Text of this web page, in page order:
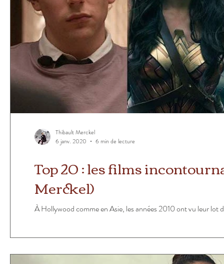
Top 20 : les films
Merckel)
À Hollywood comme en Asie, les années 2010 ont vu leur
Thibault Merckel
6 janv. 2020
6 min de lecture